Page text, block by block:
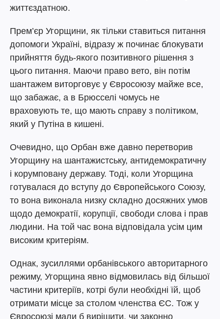
життєздатною.
Прем’єр Угорщини, як тільки ставиться питання
допомоги Україні, відразу ж починає блокувати
прийняття будь-якого позитивного рішення з
цього питання. Маючи право вето, він потім
шантажем виторговує у Євросоюзу майже все,
що забажає, а в Брюсселі чомусь не
враховують те, що мають справу з політиком,
який у Путіна в кишені.
Очевидно, що Орбан вже давно перетворив
Угорщину на шантажистську, антидемократичну
і корумповану державу. Тоді, коли Угорщина
готувалася до вступу до Європейського Союзу,
то вона виконала низку складно досяжних умов
щодо демократії, корупції, свободи слова і прав
людини. На той час вона відповідала усім цим
високим критеріям.
Однак, зусиллями орбанівського авторитарного
режиму, Угорщина явно відмовилась від більшої
частини критеріїв, котрі були необхідні їй, щоб
отримати місце за столом членства ЄС. Тож у
Євросоюзі мали б вирішити, чи законно